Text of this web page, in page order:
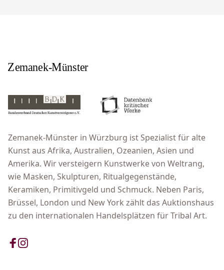
Zemanek-Münster in Würzburg ist Spezialist für alte
Kunst aus Afrika, Australien, Ozeanien, Asien und
Amerika. Wir versteigern Kunstwerke von Weltrang,
wie Masken, Skulpturen, Ritualgegenstände,
Keramiken, Primitivgeld und Schmuck. Neben Paris,
Brüssel, London und New York zählt das Auktionshaus
zu den internationalen Handelsplätzen für Tribal Art.